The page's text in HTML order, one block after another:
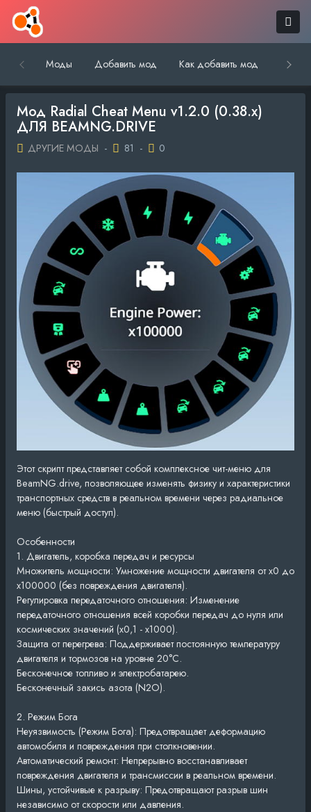
Моды Добавить мод Как добавить мод
Мод Radial Cheat Menu v1.2.0 (0.38.x)
ДЛЯ BEAMNG.DRIVE
ДРУГИЕ МОДЫ - 81 - 0
Этот скрипт представляет собой комплексное чит-меню для
BeamNG.drive, позволяющее изменять физику и характеристики
транспортных средств в реальном времени через радиальное
меню (быстрый доступ).
Особенности
1. Двигатель, коробка передач и ресурсы
Множитель мощности: Умножение мощности двигателя от x0 до
x100000 (без повреждения двигателя).
Регулировка передаточного отношения: Изменение
передаточного отношения всей коробки передач до нуля или
космических значений (x0,1 - x1000).
Защита от перегрева: Поддерживает постоянную температуру
двигателя и тормозов на уровне 20°C.
Бесконечное топливо и электробатарею.
Бесконечный закись азота (N2O).
2. Режим Бога
Неуязвимость (Режим Бога): Предотвращает деформацию
автомобиля и повреждения при столкновении.
Автоматический ремонт: Непрерывно восстанавливает
повреждения двигателя и трансмиссии в реальном времени.
Шины, устойчивые к разрыву: Предотвращают разрыв шин
независимо от скорости или давления.